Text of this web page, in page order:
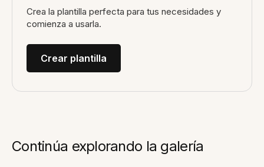
Crea la plantilla perfecta para tus necesidades y
comienza a usarla.
Crear plantilla
Continúa explorando la galería